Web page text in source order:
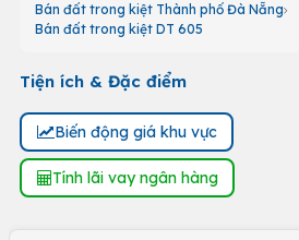
Bán đất trong kiệt Thành phố Đà Nẵng
Bán đất trong kiệt DT 605
Tiện ích & Đặc điểm
Biến động giá khu vực
Tính lãi vay ngân hàng